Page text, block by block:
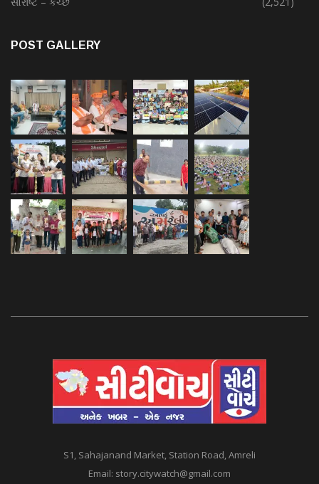
POST GALLERY
S1, Sahajanand Market, Station Road, Amreli
Email: story.citywatch@gmail.com